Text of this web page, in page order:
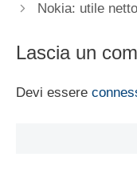
Nokia: utile
Lascia un
Devi essere